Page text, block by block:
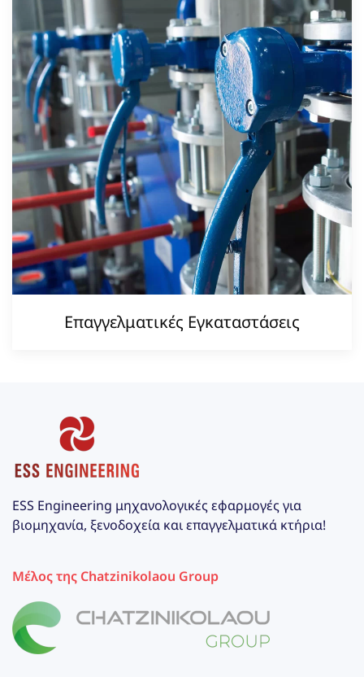
Επαγγελματικές Εγκαταστάσεις
ESS Engineering μηχανολογικές εφαρμογές για
βιομηχανία, ξενοδοχεία και επαγγελματικά κτήρια!
Μέλος της Chatzinikolaou Group